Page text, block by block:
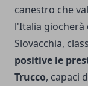
canestro che
l'Italia giocherà
Slovacchia,
positive le
Trucco, capaci